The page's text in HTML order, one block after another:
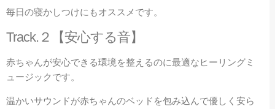
毎日の寝かしつけにもオススメです。
Track.２【安心する音】
赤ちゃんが安心できる環境を整えるのに最適なヒーリングミ
ュージックです。
温かいサウンドが赤ちゃんのベッドを包み込んで優しく安ら